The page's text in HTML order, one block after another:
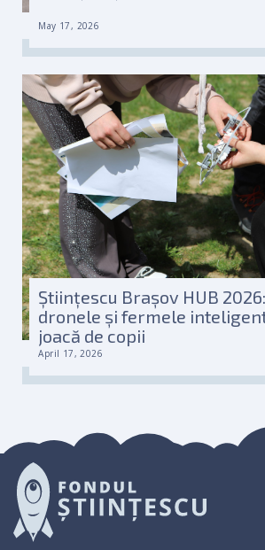
May 17, 2026
Științescu Brașov HUB
dronele și fermele
joacă de copii
April 17, 2026